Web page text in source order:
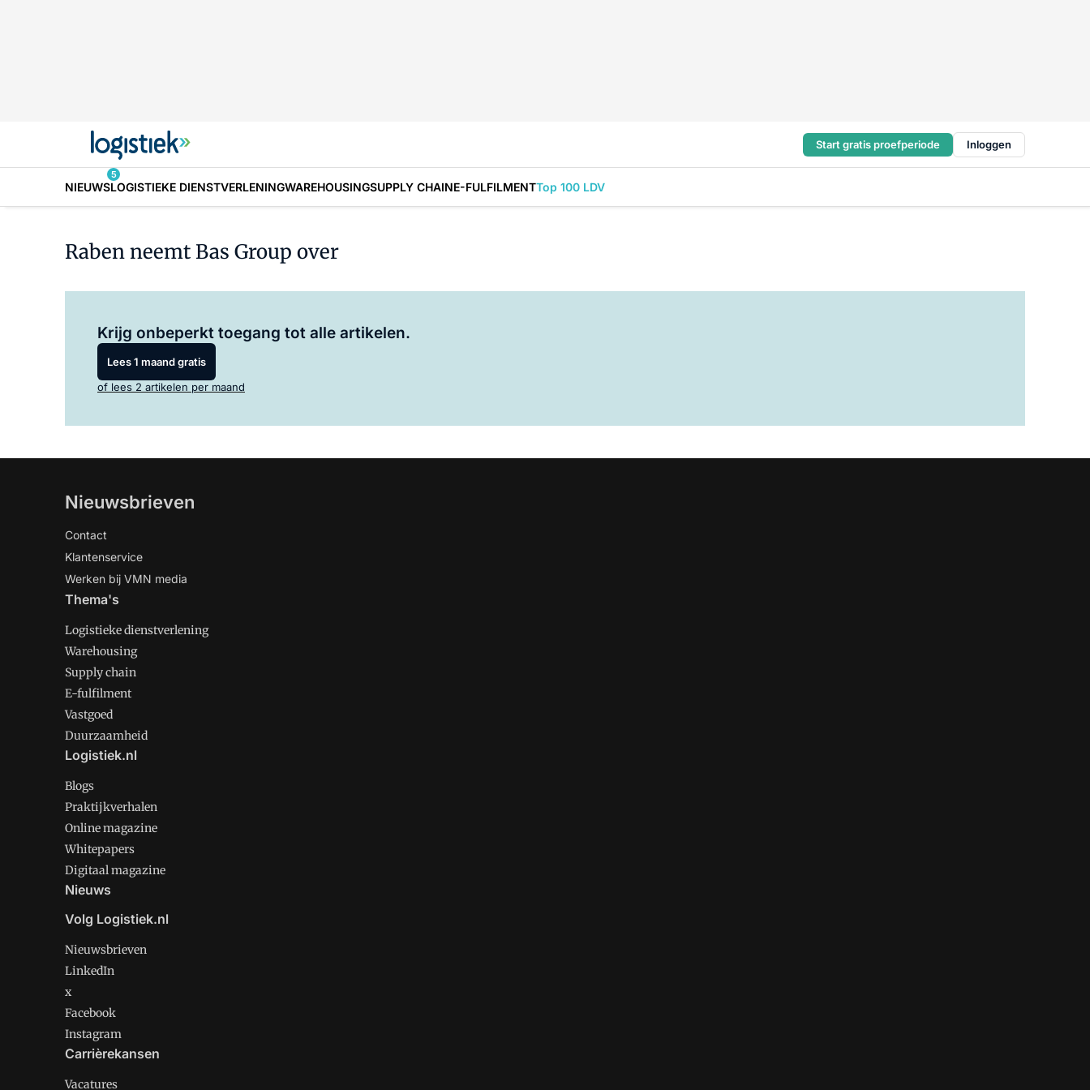
Start gratis proefperiode Inloggen
NIEUWS
5
LOGISTIEKE DIENSTVERLENINGWAREHOUSINGSUPPLY CHAINE-FULFILMENTTop 100 LDV
Raben neemt Bas Group over
Krijg onbeperkt toegang tot alle artikelen.
Lees 1 maand gratis
of lees 2 artikelen per maand
Nieuwsbrieven
Contact
Klantenservice
Werken bij VMN media
Thema's
Logistieke dienstverlening
Warehousing
Supply chain
E-fulfilment
Vastgoed
Duurzaamheid
Logistiek.nl
Blogs
Praktijkverhalen
Online magazine
Whitepapers
Digitaal magazine
Nieuws
Volg Logistiek.nl
Nieuwsbrieven
LinkedIn
x
Facebook
Instagram
Carrièrekansen
Vacatures